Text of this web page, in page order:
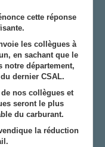
cette réponse
les collègues à
en sachant que le
notre département,
dernier CSAL.
nos collègues et
seront le plus
du carburant.
la réduction